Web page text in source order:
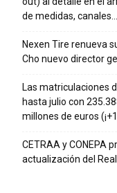
de medidas,
Nexen Tire renueva
Cho nuevo director
Las matriculaciones
hasta julio con
millones de euros
CETRAA y CONEPA
actualización del